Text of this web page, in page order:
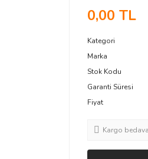
0,00 TL
Kategori
Marka
Stok Kodu
Garanti Süresi
Fiyat
Kargo bedava